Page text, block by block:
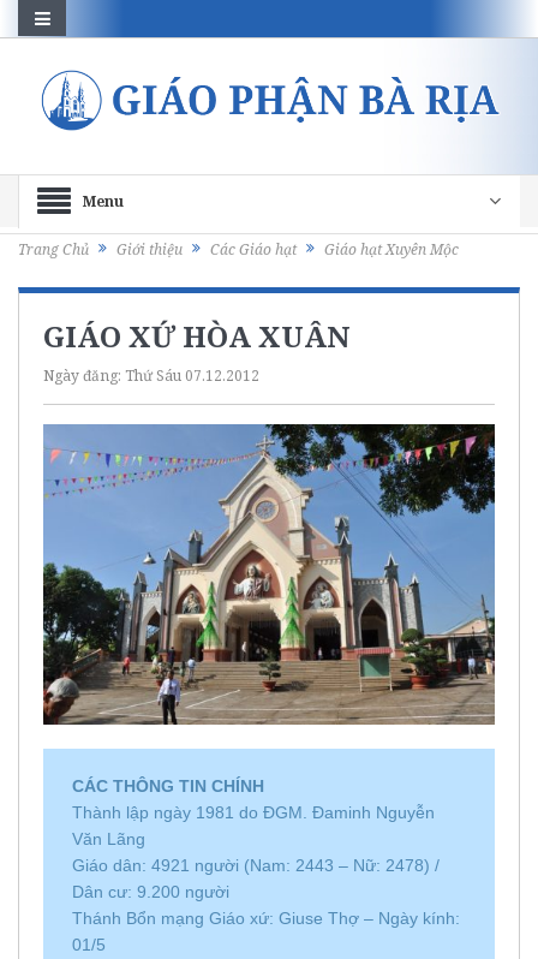
Menu
Trang Chủ Giới thiệu Các Giáo hạt Giáo hạt Xuyên Mộc
GIÁO XỨ HÒA XUÂN
Ngày đăng: Thứ Sáu 07.12.2012
CÁC THÔNG TIN CHÍNH
Thành lập ngày 1981 do ĐGM. Đaminh Nguyễn
Văn Lãng
Giáo dân: 4921 người (Nam: 2443 – Nữ: 2478) /
Dân cư: 9.200 người
Thánh Bổn mạng Giáo xứ: Giuse Thợ – Ngày kính:
01/5